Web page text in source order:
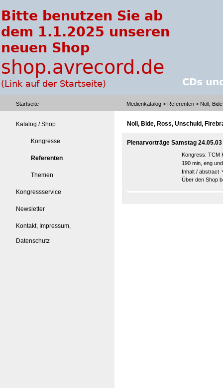
Startseite Medienkatalog > Referenten > Noll,
Katalog / Shop
Kongresse
Referenten
Themen
Kongressservice
Newsletter
Kontakt, Impressum,
Datenschutz
Noll, Bide, Ross, Unschuld,
Plenarvorträge Samstag 24.05.03
Kongress: TCM
190 min, eng
Inhalt / abstract
Über den Shop